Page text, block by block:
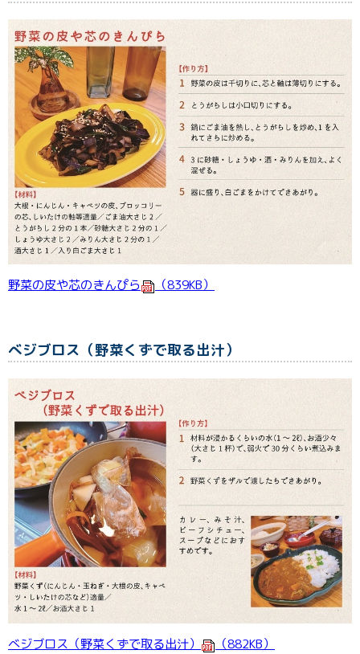
野菜の皮や芯のきんぴら （839KB）
べジブロス（野菜くずで取る出汁）
べジブロス（野菜くずで取る出汁） （882KB）